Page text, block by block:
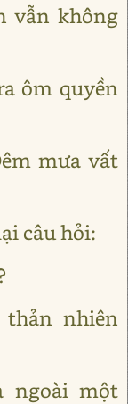
vẫn không
ôm quyền
mưa vất
câu hỏi:
nhiên
ngoài một